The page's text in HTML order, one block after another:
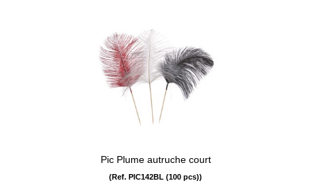
Pic Plume autruche court
(Ref. PIC142BL (100 pcs))